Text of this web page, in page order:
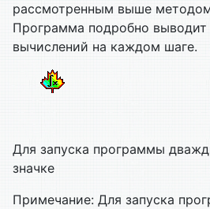
рассмотренным выше
Программа подробно выводит
вычислений на каждом шаге.
Для запуска программы
значке
Примечание: Для запуска